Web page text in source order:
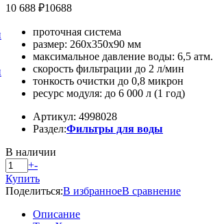
10 688 ₽10688
проточная система
размер: 260х350х90 мм
максимальное давление воды: 6,5 атм.
скорость фильтрации до 2 л/мин
тонкость очистки до 0,8 микрон
ресурс модуля: до 6 000 л (1 год)
Артикул: 4998028
Раздел:Фильтры для воды
В наличии
+-
Купить
Поделиться:В избранноеВ сравнение
Описание